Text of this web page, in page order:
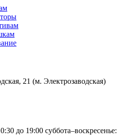
21 (м. Электрозаводская)
до 19:00 суббота–воскресенье: